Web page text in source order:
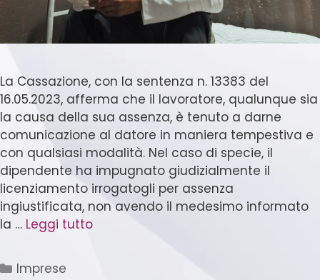
La Cassazione, con la sentenza n. 13383 del
16.05.2023, afferma che il lavoratore, qualunque sia
la causa della sua assenza, è tenuto a darne
comunicazione al datore in maniera tempestiva e
con qualsiasi modalità. Nel caso di specie, il
dipendente ha impugnato giudizialmente il
licenziamento irrogatogli per assenza
ingiustificata, non avendo il medesimo informato
la … Leggi tutto
Imprese